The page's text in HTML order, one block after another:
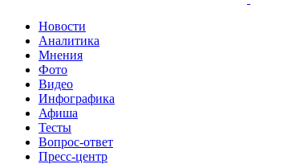
Новости
Аналитика
Мнения
Фото
Видео
Инфографика
Афиша
Тесты
Вопрос-ответ
Пресс-центр